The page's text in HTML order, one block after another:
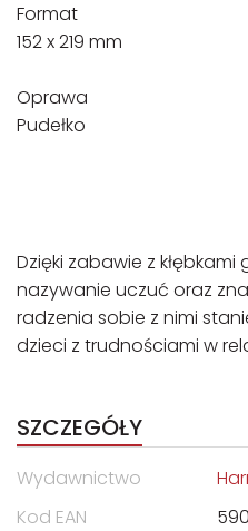
Format
152 x 219 mm
Oprawa
Pudełko
Dzięki zabawie z
nazywanie uczuć oraz
radzenia sobie z nimi
dzieci z trudnościami w
SZCZEGÓŁY
Wydawnictwo
Kod EAN